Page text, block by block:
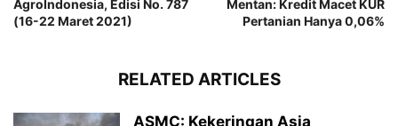
AgroIndonesia, Edisi No. 787
(16-22 Maret 2021)
Mentan: Kredit Macet KUR
Pertanian Hanya 0,06%
RELATED ARTICLES
ASMC: Kekeringan Asia